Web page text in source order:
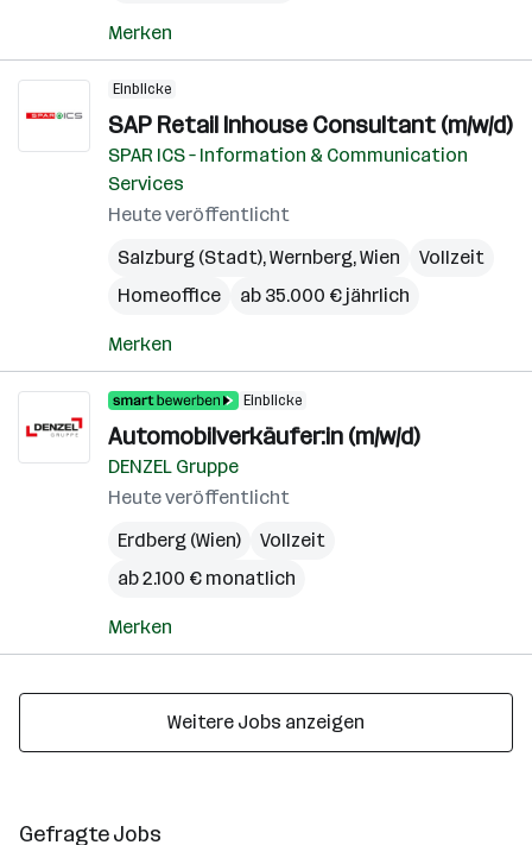
Merken
Einblicke
SAP Retail Inhouse Consultant (m/w/d)
SPAR ICS – Information & Communication
Services
Heute veröffentlicht
Salzburg (Stadt),Wernberg,Wien
Vollzeit
Homeoffice
ab 35.000 € jährlich
Merken
Einblicke
Automobilverkäufer:in (m/w/d)
DENZEL Gruppe
Heute veröffentlicht
Erdberg (Wien)
Vollzeit
ab 2.100 € monatlich
Merken
Weitere Jobs anzeigen
Gefragte Jobs